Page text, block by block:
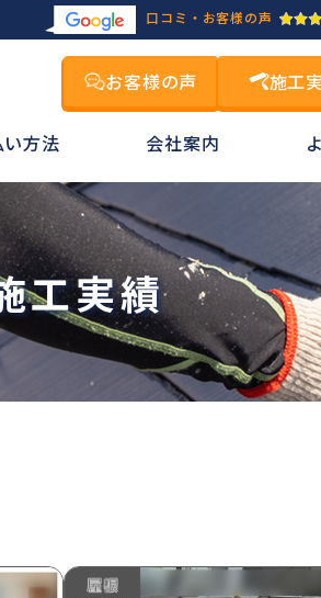
口コミ・お客様の声
お客様の声 施工
方法 会社案内
工実績